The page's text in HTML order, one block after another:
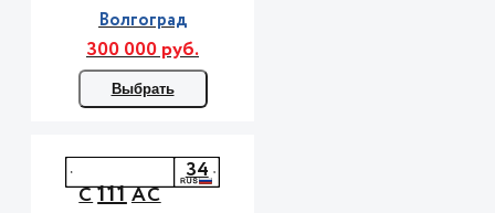
Волгоград
300 000 руб.
Выбрать
С111АС
34